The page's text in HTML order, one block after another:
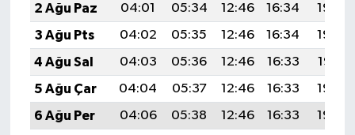
2 Ağu Paz
04:01 05:34 12:46 16:34
19:49
3 Ağu Pts
04:02 05:35 12:46 16:34
19:48
4 Ağu Sal
04:03 05:36 12:46 16:33
19:47
5 Ağu Çar
04:04 05:37 12:46 16:33
19:46
6 Ağu Per
04:06 05:38 12:46 16:33
19:45